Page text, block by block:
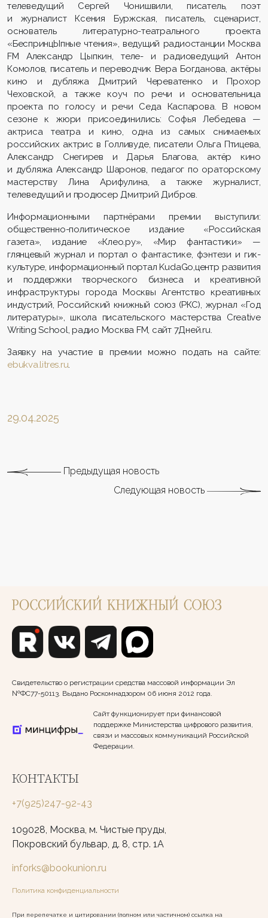
телеведущий Сергей Чонишвили, писатель, поэт
и журналист Ксения Буржская, писатель, сценарист,
основатель литературно-театрального проекта
«БеспринцЫпные чтения», ведущий радиостанции Москва
FM Александр Цыпкин, теле- и радиоведущий Антон
Комолов, писатель и переводчик Вера Богданова, актёры
кино и дубляжа Дмитрий Череватенко и Прохор
Чеховской, а также коуч по речи и основательница
проекта по голосу и речи Седа Каспарова. В новом
сезоне к жюри присоединились: Софья Лебедева —
актриса театра и кино, одна из самых снимаемых
российских актрис в Голливуде, писатели Ольга Птицева,
Александр Снегирев и Дарья Благова, актёр кино
и дубляжа Александр Шаронов, педагог по ораторскому
мастерству Лина Арифулина, а также журналист,
телеведущий и продюсер Дмитрий Дибров.
Информационными партнёрами премии выступили:
общественно-политическое издание «Российская
газета», издание «Клео.ру», «Мир фантастики» —
глянцевый журнал и портал о фантастике, фэнтези и гик-
культуре, информационный портал KudaGo,центр развития
и поддержки творческого бизнеса и креативной
инфраструктуры города Москвы Агентство креативных
индустрий, Российский книжный союз (РКС), журнал «Год
литературы», школа писательского мастерства Creative
Writing School, радио Москва FM, сайт 7Дней.ru.
Заявку на участие в премии можно подать на сайте:
ebukva.litres.ru.
29.04.2025
Предыдущая новость
Следующая новость
Свидетельство о регистрации средства массовой информации Эл
№ФС77-50113. Выдано Роскомнадзором 06 июня 2012 года.
Сайт функционирует при финансовой
поддержке Министерства цифрового развития,
связи и массовых коммуникаций Российской
Федерации.
КОНТАКТЫ
+7(925)247-92-43
109028, Москва, м. Чистые пруды,
Покровский бульвар, д. 8, стр. 1А
inforks@bookunion.ru
Политика конфиденциальности
При перепечатке и цитировании (полном или частичном) ссылка на